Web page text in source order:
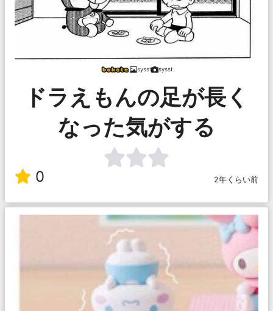
sysst sysst
ドラえもんの足が長く
なった気がする
0 2年くらい前